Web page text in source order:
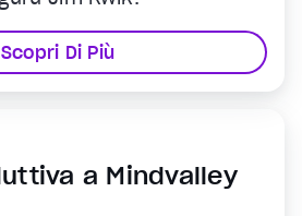
Scopri Di Più
a Mindvalley